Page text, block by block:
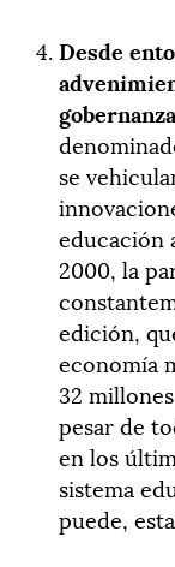
Desde
se
educación
2000, la
edición,
economía
32
pesar de
en los
sistema
puede,